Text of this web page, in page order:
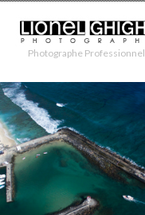
Photographe Professionnel